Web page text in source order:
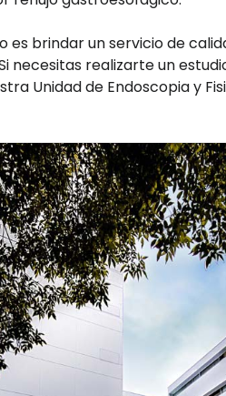
es brindar un servicio de
necesitas realizarte un
Unidad de Endoscopia y